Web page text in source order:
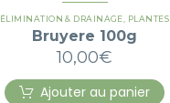
ÉLIMINATION & DRAINAGE, PLANTES
Bruyere 100g
10,00€
Ajouter au panier